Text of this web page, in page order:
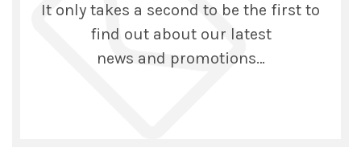
It only takes a second to be the first to
find out about our latest
news and promotions…